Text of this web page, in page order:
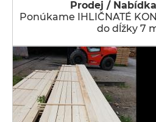
Prodej /
Ponúkame IHLIČNATÉ
do dĺžky 7